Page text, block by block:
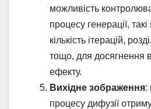
можливість
процесу генерації,
кількість ітерацій,
тощо, для досягнення
ефекту.
Вихідне зображення:
процесу дифузії